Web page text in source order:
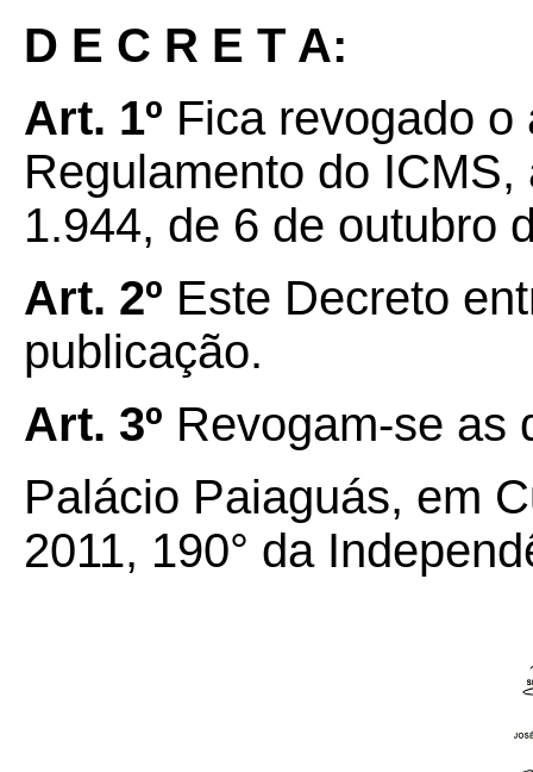
D E C R E T A:
Art. 1º Fica revogado
Regulamento do
1.944, de 6 de outubro
Art. 2º Este Decreto
publicação.
Art. 3º Revogam-se as
Palácio Paiaguás, em
2011, 190° da